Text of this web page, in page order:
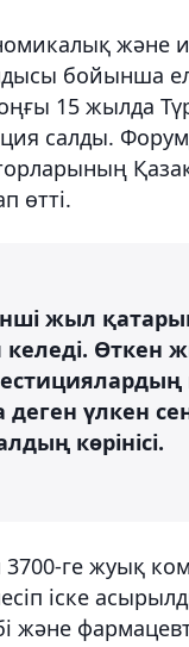
және
бойынша
15 жылда
салды.
өтті.
жыл
Өткен
үлкен
көрінісі.
ге жуық
іске
және